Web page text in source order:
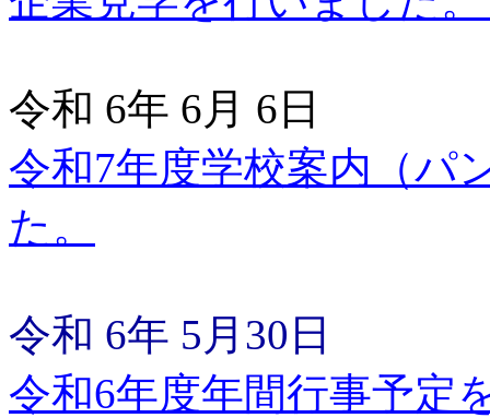
令和 6年 6月 6日
令和7年度学校案内（パ
た。
令和 6年 5月30日
令和6年度年間行事予定